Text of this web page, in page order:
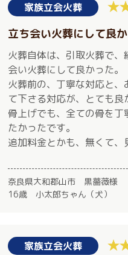
家族立会火葬
立ち会い火葬にして良か
火葬自体は、引取火葬で
会い火葬にして良かった。
火葬前の、丁寧な対応と
て下さる対応が、とても良
骨上げでも、全ての骨を
たかったです。
追加料金とかも、無くて、
奈良県大和郡山市 黒薔薇様
16歳 小太郎ちゃん（犬）
家族立会火葬